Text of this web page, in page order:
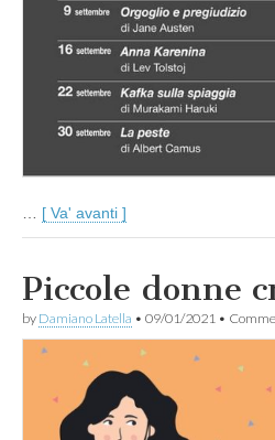
… [ Va' avanti ]
Piccole donne
by Damiano Latella • 09/01/2021 •